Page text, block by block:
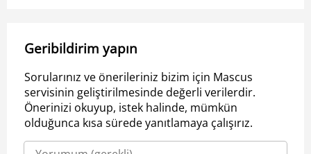
Geribildirim yapın
Sorularınız ve önerileriniz bizim için Mascus
servisinin geliştirilmesinde değerli verilerdir.
Önerinizi okuyup, istek halinde, mümkün
olduğunca kısa sürede yanıtlamaya çalışırız.